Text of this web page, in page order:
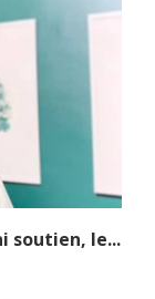
soutien, le...